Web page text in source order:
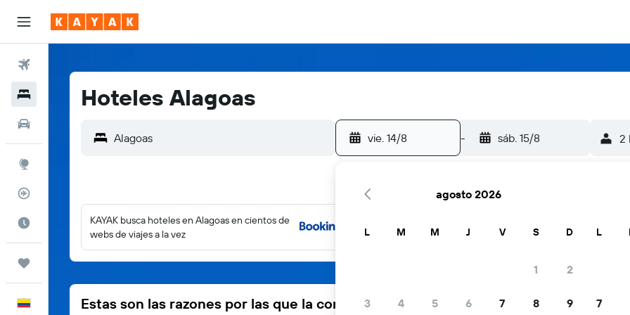
HotelesHoteles Alagoas
Alagoas vie. 14/8 - sáb. 15/8 2
KAYAK busca hoteles en Alagoas en cientos de
webs de viajes a la vez
Estas son las razones por las que la comunidad viajera elige KAYAK
agosto 2026
L M M J V S D
1 2
3 4 5 6 7 8 9
L
7